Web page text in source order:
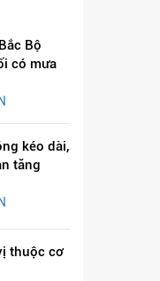
Bộ
có mưa
kéo dài,
tăng
thuộc cơ